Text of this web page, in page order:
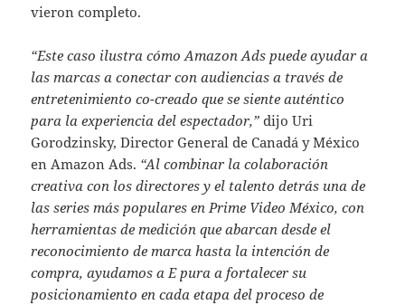
vieron completo.
“Este caso ilustra cómo Amazon Ads puede ayudar a
las marcas a conectar con audiencias a través de
entretenimiento co-creado que se siente auténtico
para la experiencia del espectador,” dijo Uri
Gorodzinsky, Director General de Canadá y México
en Amazon Ads. “Al combinar la colaboración
creativa con los directores y el talento detrás una de
las series más populares en Prime Video México, con
herramientas de medición que abarcan desde el
reconocimiento de marca hasta la intención de
compra, ayudamos a E pura a fortalecer su
posicionamiento en cada etapa del proceso de